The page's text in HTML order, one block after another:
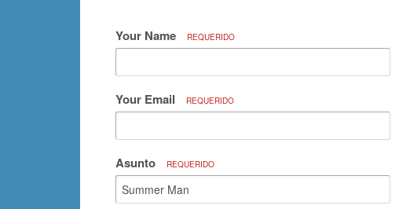
Your Name REQUERIDO
Your Email REQUERIDO
Asunto REQUERIDO